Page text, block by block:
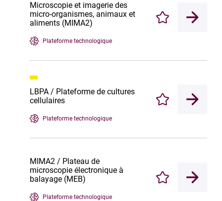
Microscopie et imagerie des
micro-organismes, animaux et
aliments (MIMA2)
Plateforme technologique
Enregistrer
LBPA / Plateforme de cultures
cellulaires
Plateforme technologique
Enregistrer
MIMA2 / Plateau de
microscopie électronique à
balayage (MEB)
Plateforme technologique
Enregistrer